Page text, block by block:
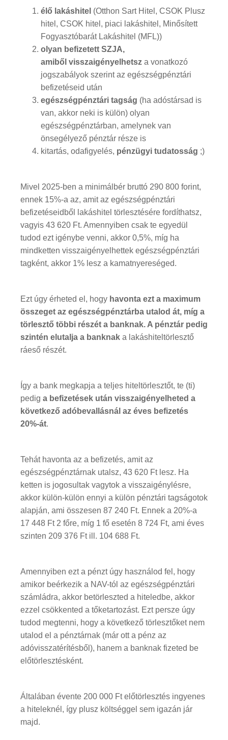
élő lakáshitel (Otthon Sart Hitel, CSOK Plusz
hitel, CSOK hitel, piaci lakáshitel, Minősített
Fogyasztóbarát Lakáshitel (MFL))
olyan befizetett SZJA,
amiből visszaigényelhetsz a vonatkozó
jogszabályok szerint az egészségpénztári
befizetéseid után
egészségpénztári tagság (ha adóstársad is
van, akkor neki is külön) olyan
egészségpénztárban, amelynek van
önsegélyező pénztár része is
kitartás, odafigyelés, pénzügyi tudatosság ;)
Mivel 2025-ben a minimálbér bruttó 290 800 forint,
ennek 15%-a az, amit az egészségpénztári
befizetéseidből lakáshitel törlesztésére fordíthatsz,
vagyis 43 620 Ft. Amennyiben csak te egyedül
tudod ezt igénybe venni, akkor 0,5%, míg ha
mindketten visszaigényelhettek egészségpénztári
tagként, akkor 1% lesz a kamatnyereséged.
Ezt úgy érheted el, hogy havonta ezt a maximum
összeget az egészségpénztárba utalod át, míg a
törlesztő többi részét a banknak. A pénztár pedig
szintén elutalja a banknak a lakáshiteltörlesztő
ráeső részét.
Így a bank megkapja a teljes hiteltörlesztőt, te (ti)
pedig a befizetések után visszaigényelheted a
következő adóbevallásnál az éves befizetés
20%-át.
Tehát havonta az a befizetés, amit az
egészségpénztárnak utalsz, 43 620 Ft lesz. Ha
ketten is jogosultak vagytok a visszaigénylésre,
akkor külön-külön ennyi a külön pénztári tagságotok
alapján, ami összesen 87 240 Ft. Ennek a 20%-a
17 448 Ft 2 főre, míg 1 fő esetén 8 724 Ft, ami éves
szinten 209 376 Ft ill. 104 688 Ft.
Amennyiben ezt a pénzt úgy használod fel, hogy
amikor beérkezik a NAV-tól az egészségpénztári
számládra, akkor betörleszted a hiteledbe, akkor
ezzel csökkented a tőketartozást. Ezt persze úgy
tudod megtenni, hogy a következő törlesztőket nem
utalod el a pénztárnak (már ott a pénz az
adóvisszatérítésből), hanem a banknak fizeted be
előtörlesztésként.
Általában évente 200 000 Ft előtörlesztés ingyenes
a hiteleknél, így plusz költséggel sem igazán jár
majd.